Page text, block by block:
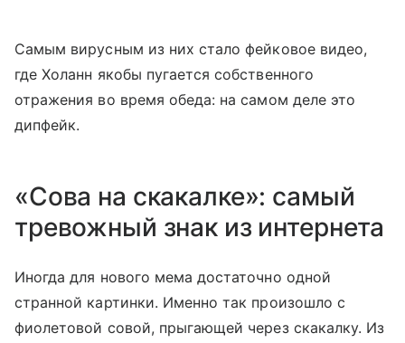
Самым вирусным из них стало фейковое видео,
где Холанн якобы пугается собственного
отражения во время обеда: на самом деле это
дипфейк.
«Сова на скакалке»: самый
тревожный знак из интернета
Иногда для нового мема достаточно одной
странной картинки. Именно так произошло с
фиолетовой совой, прыгающей через скакалку. Из